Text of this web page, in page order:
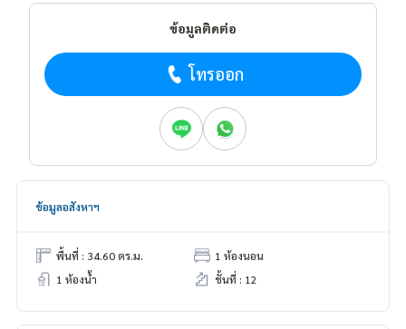
ข้อมูลติดต่อ
โทรออก
ข้อมูลอสังหาฯ
พื้นที่ : 34.60 ตร.ม.
1 ห้องนอน
1 ห้องน้ำ
ชั้นที่ : 12